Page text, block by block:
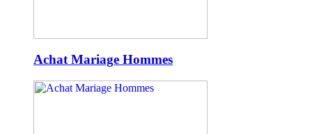
Achat Mariage Hommes